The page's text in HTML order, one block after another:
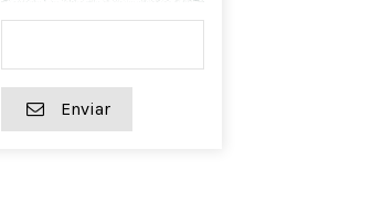
Enviar